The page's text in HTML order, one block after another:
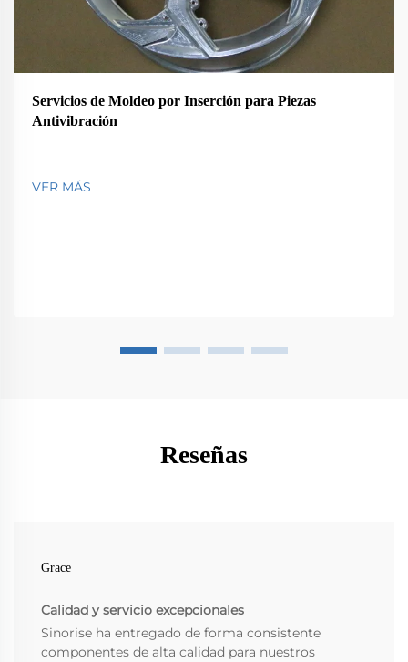
Servicios de Moldeo por Inserción para Piezas
Antivibración
VER MÁS
Reseñas
Grace
Calidad y servicio excepcionales
Sinorise ha entregado de forma consistente
componentes de alta calidad para nuestros